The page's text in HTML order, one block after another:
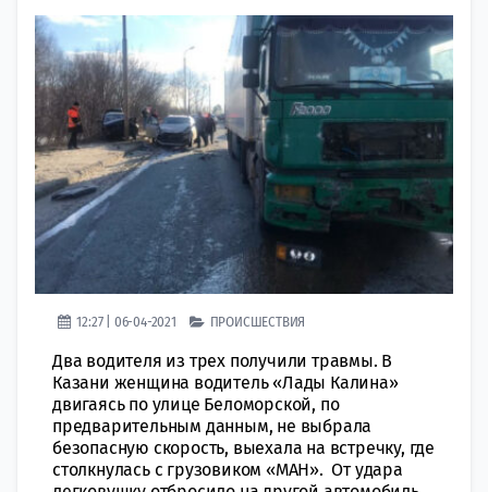
12:27 | 06-04-2021 ПРОИСШЕСТВИЯ
Два водителя из трех получили травмы. В
Казани женщина водитель «Лады Калина»
двигаясь по улице Беломорской, по
предварительным данным, не выбрала
безопасную скорость, выехала на встречку, где
столкнулась с грузовиком «МАН». От удара